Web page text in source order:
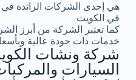
هي إحدى الشركات الرائدة
في الكويت
كما تعتبر الشركة من أبرز
خدمات ذات جودة عالية
شركة ونشات
السيارات